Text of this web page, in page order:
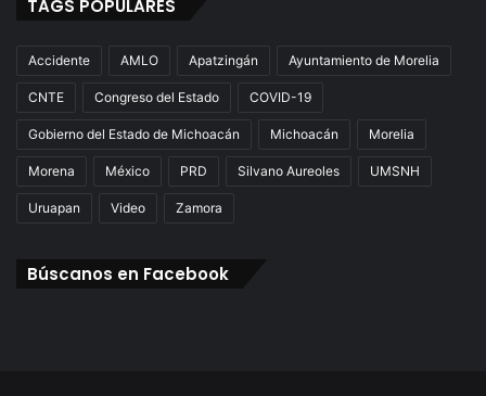
TAGS POPULARES
Accidente AMLO Apatzingán Ayuntamiento de Morelia
CNTE Congreso del Estado COVID-19
Gobierno del Estado de Michoacán Michoacán Morelia
Morena México PRD Silvano Aureoles UMSNH
Uruapan Video Zamora
Búscanos en Facebook